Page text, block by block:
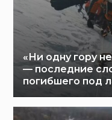
«Ни одну гору
— последние
погибшего под